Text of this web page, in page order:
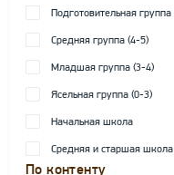
Подготовительная группа
Средняя группа (4-5)
Младшая группа (3-4)
Ясельная группа (0-3)
Начальная школа
Средняя и старшая школа
По контенту